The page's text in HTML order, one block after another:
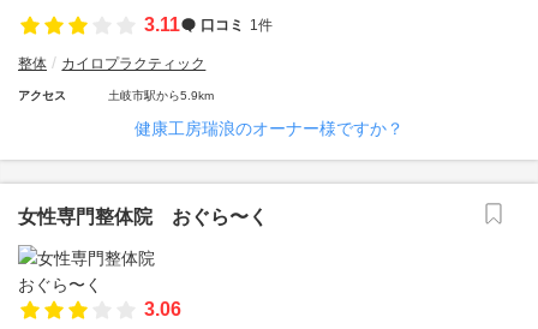
3.11
口コミ 1件
整体 カイロプラクティック
アクセス 土岐市駅から5.9km
健康工房瑞浪のオーナー様ですか？
女性専門整体院 おぐら〜く
3.06